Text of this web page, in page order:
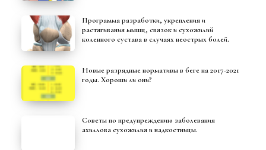
Программа разработки, укрепления и
растягивания мышц, связок и сухожилий
коленного сустава в случаях неострых болей.
Новые разрядные нормативы в беге на 2017-2021
годы. Хороши ли они?
Советы по предупреждению заболевания
ахиллова сухожилия и надкостницы.